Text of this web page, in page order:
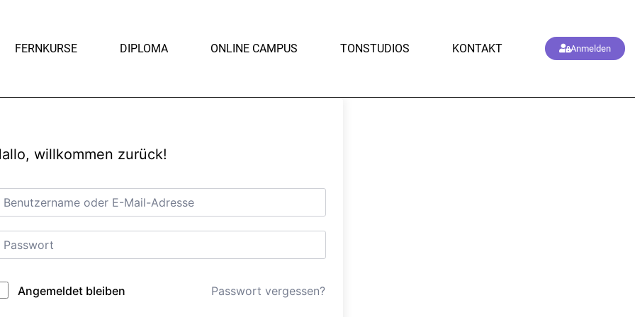
FERNKURSE DIPLOMA ONLINE CAMPUS TONSTUDIOS KONTAKT Anmelden
willkommen zurück!
Angemeldet bleiben Passwort vergessen?